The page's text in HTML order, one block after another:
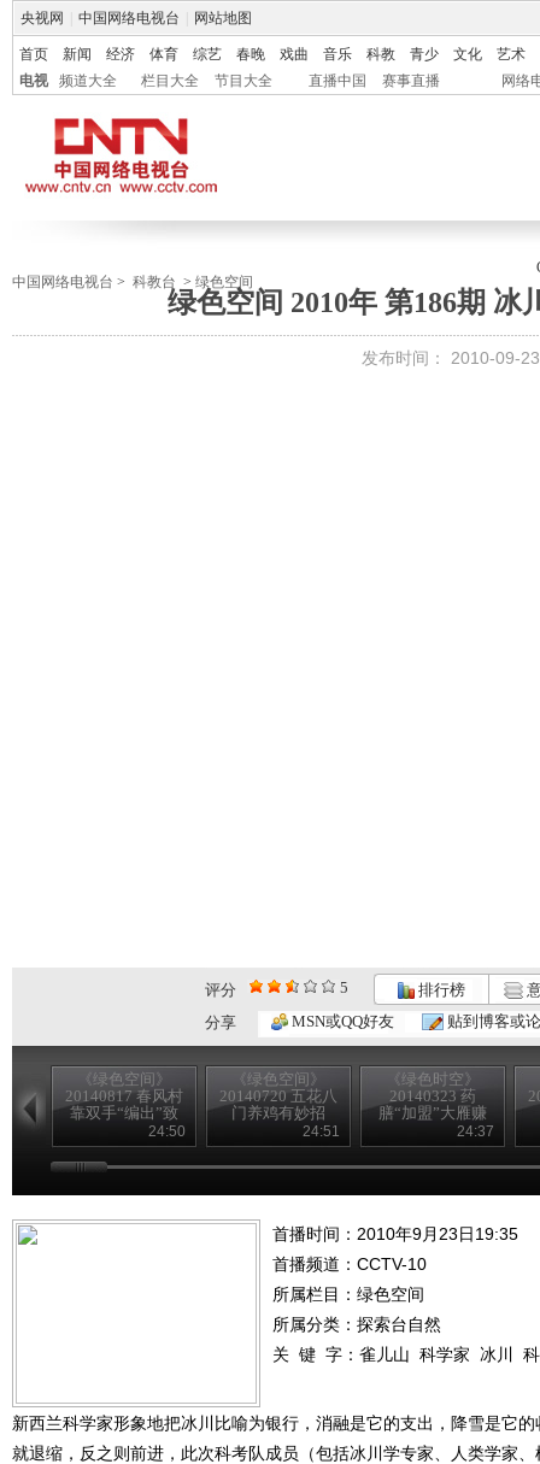
央视网 中国网络电视台 网站地图
首页 新闻 经济 体育 综艺 春晚 戏曲 音乐 科教 青少 文化
艺术
电视
频道大全 栏目大全 节目大全 直播中国 赛事直播 网络
中国网络电视台 > 科教台 > 绿色空间
绿色空间 2010年 第186期 冰
发布时间： 2010-09-
评分 5 排行榜
分享
MSN或QQ好友 贴到博客或
《绿色空间》
20140817 春风村
靠双手“编出”致
24:50
《绿色空间》
20140720 五花八
门养鸡有妙招
24:51
《绿色时空》
20140323 药
膳“加盟”大雁赚
得意外财富24:37
首播时间：2010年9月23日19:35
首播频道： CCTV-10
所属栏目： 绿色空间
所属分类：探索台自然
关 键 字： 雀儿山 科学家 冰川
新西兰科学家形象地把冰川比喻为银行，消融是它的支出，降雪是它
就退缩，反之则前进，此次科考队成员（包括冰川学专家、人类学家